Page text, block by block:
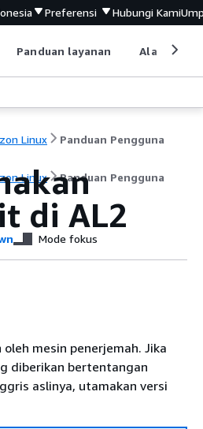
Preferensi Hubungi Kami
Panduan layanan Alat
Linux Panduan Pengguna
Linux Panduan Pengguna
di AL2
Mode fokus
mesin penerjemah. Jika
diberikan bertentangan
aslinya, utamakan versi